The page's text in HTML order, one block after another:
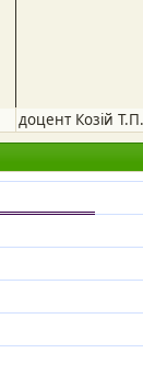
доцент Козій Т.П.